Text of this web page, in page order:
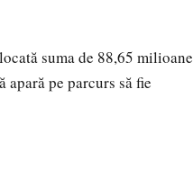
suma de 88,65 milioane
pe parcurs să fie